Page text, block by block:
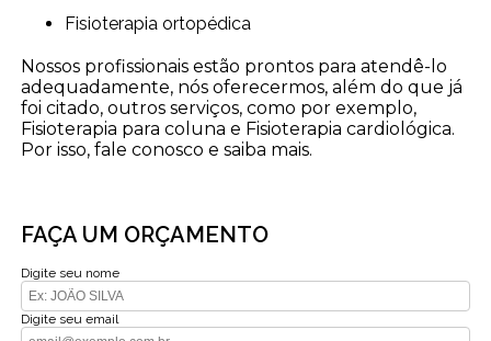
Fisioterapia ortopédica
Nossos profissionais estão prontos para atendê-lo
adequadamente, nós oferecermos, além do que já
foi citado, outros serviços, como por exemplo,
Fisioterapia para coluna e Fisioterapia cardiológica.
Por isso, fale conosco e saiba mais.
FAÇA UM ORÇAMENTO
Digite seu nome
Digite seu email